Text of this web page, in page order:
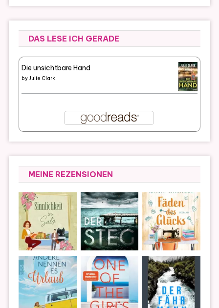
DAS LESE ICH GERADE
Die unsichtbare Hand
byJulie Clark
MEINE REZENSIONEN